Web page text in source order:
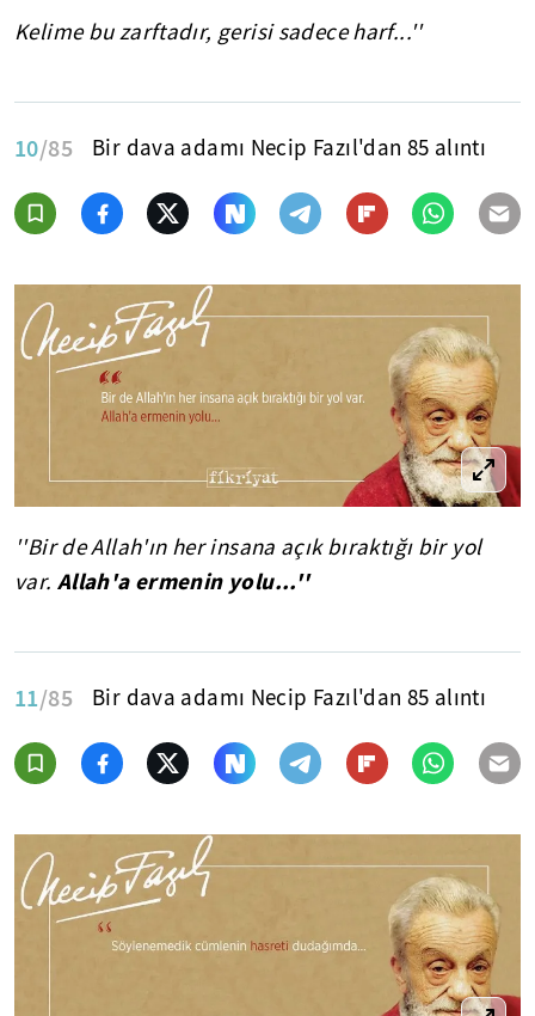
Kelime bu zarftadır, gerisi sadece harf...''
10/85 Bir dava adamı Necip Fazıl'dan 85 alıntı
''Bir de Allah'ın her insana açık bıraktığı bir yol
var. Allah'a ermenin yolu...''
11/85 Bir dava adamı Necip Fazıl'dan 85 alıntı